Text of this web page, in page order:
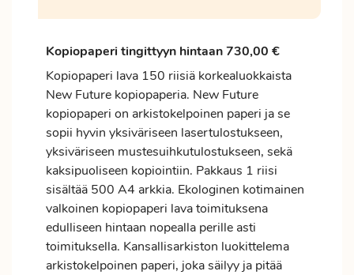
Kopiopaperi tingittyyn hintaan 730,00 €
Kopiopaperi lava 150 riisiä korkealuokkaista
New Future kopiopaperia. New Future
kopiopaperi on arkistokelpoinen paperi ja se
sopii hyvin yksiväriseen lasertulostukseen,
yksiväriseen mustesuihkutulostukseen, sekä
kaksipuoliseen kopiointiin. Pakkaus 1 riisi
sisältää 500 A4 arkkia. Ekologinen kotimainen
valkoinen kopiopaperi lava toimituksena
edulliseen hintaan nopealla perille asti
toimituksella. Kansallisarkiston luokittelema
arkistokelpoinen paperi, joka säilyy ja pitää